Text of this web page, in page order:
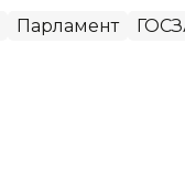
Парламент